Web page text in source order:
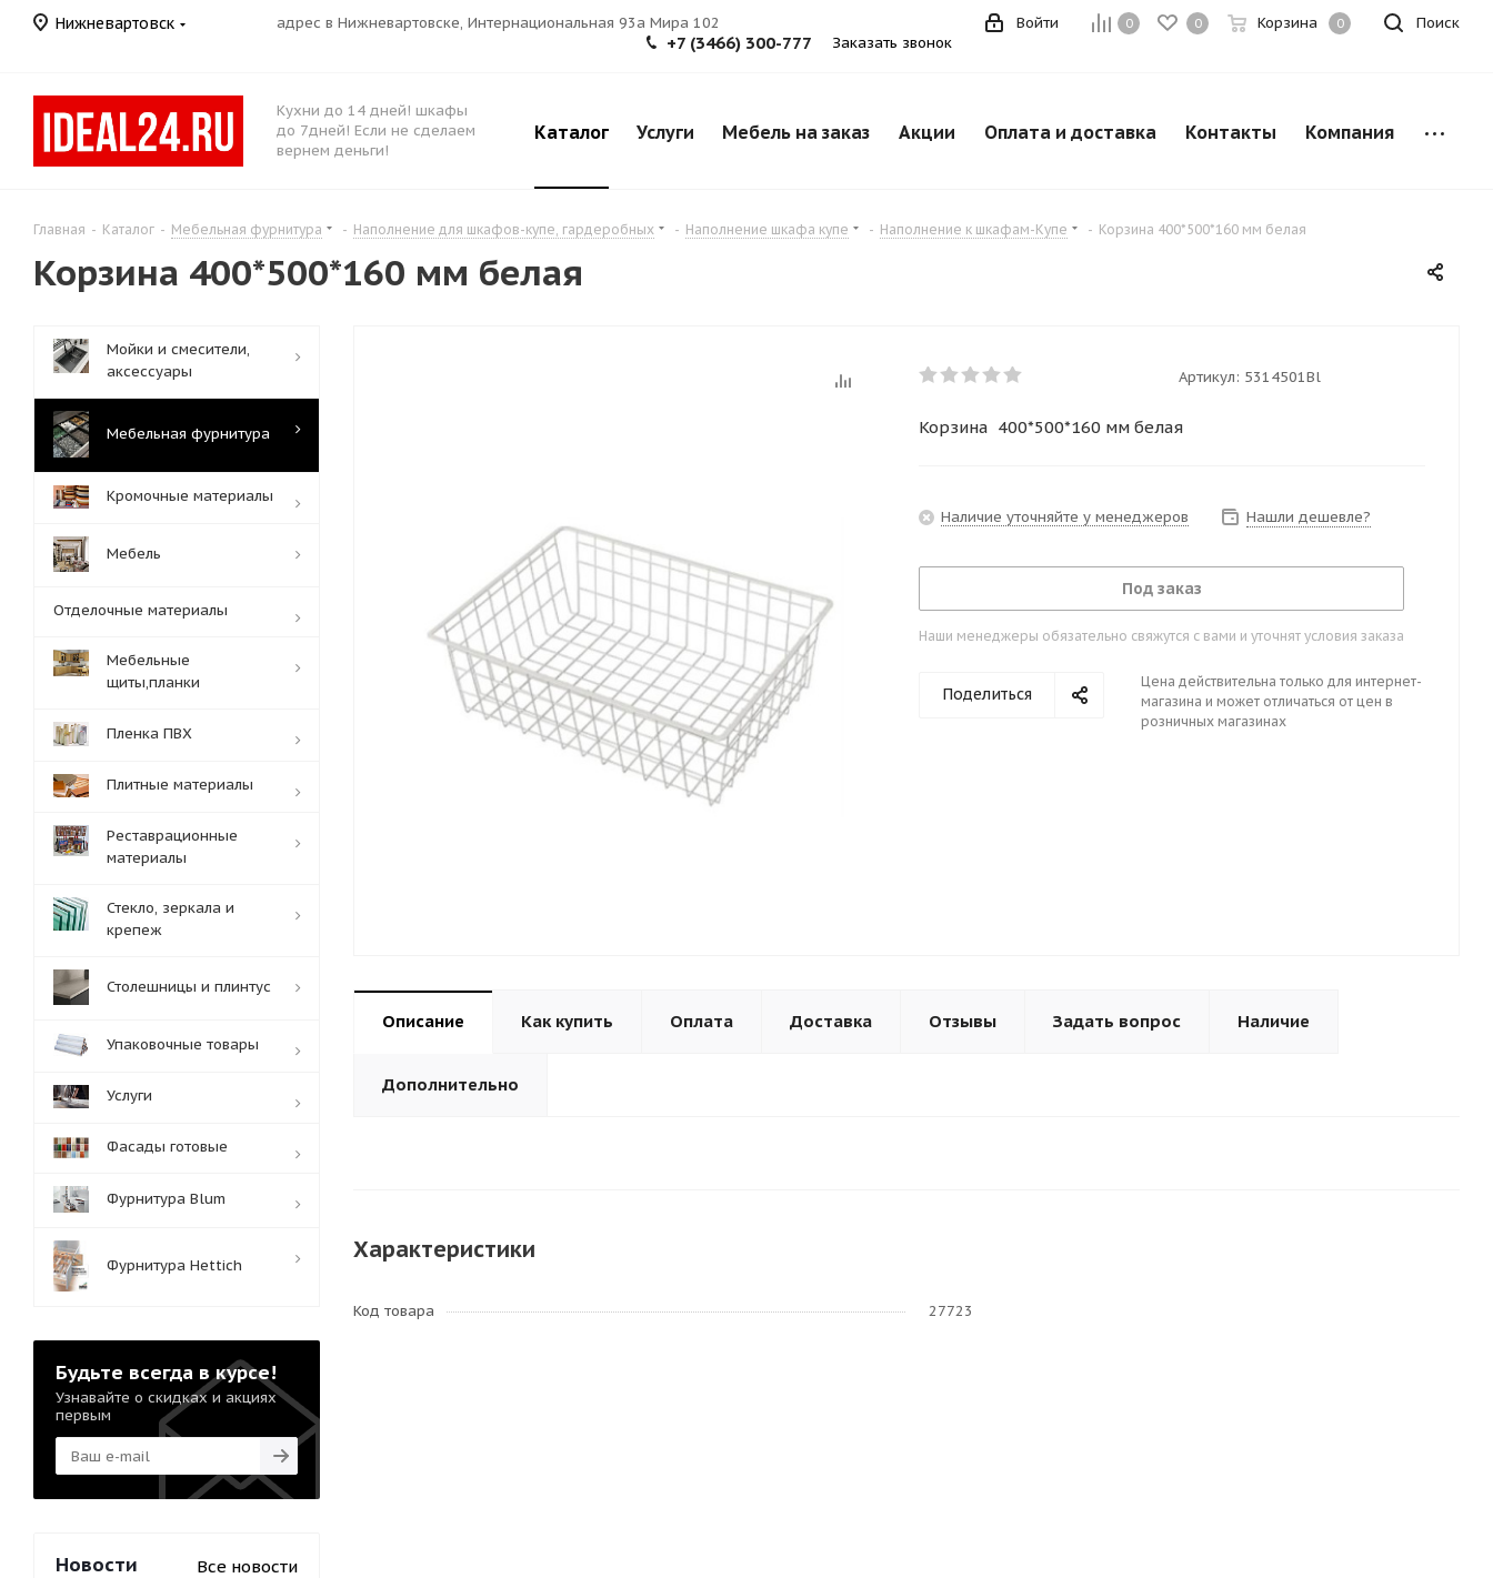
Нижневартовск адрес в Нижневартовске, Интернациональная 93а Мира 102 Поиск
0 0 Корзина 0
Войти
+7 (3466) 300-777 Заказать звонок
Кухни до 14 дней! шкафы
до 7дней! Если не сделаем
вернем деньги!
Каталог Услуги Мебель на заказ Акции Оплата и доставка Контакты Компания
Главная - Каталог - Мебельная фурнитура - Наполнение для шкафов-купе, гардеробных - Наполнение шкафа купе - Наполнение к шкафам-Купе - Корзина 400*500*160 мм белая
Корзина 400*500*160 мм белая
Артикул: 5314501Bl
Корзина 400*500*160 мм белая
Наличие уточняйте у менеджеров Нашли дешевле?
Под заказ
Наши менеджеры обязательно свяжутся с вами и уточнят условия заказа
Поделиться
Цена действительна только для интернет-
магазина и может отличаться от цен в
розничных магазинах
Описание Как купить Оплата Доставка Отзывы Задать вопрос Наличие
Дополнительно
Характеристики
Код товара 27723
Мойки и смесители,
аксессуары
Мебельная фурнитура
Кромочные материалы
Мебель
Отделочные материалы
Мебельные
щиты,планки
Пленка ПВХ
Плитные материалы
Реставрационные
материалы
Стекло, зеркала и
крепеж
Столешницы и плинтус
Упаковочные товары
Услуги
Фасады готовые
Фурнитура Blum
Фурнитура Hettich
Будьте всегда в курсе!
Узнавайте о скидках и акциях
первым
Новости Все новости